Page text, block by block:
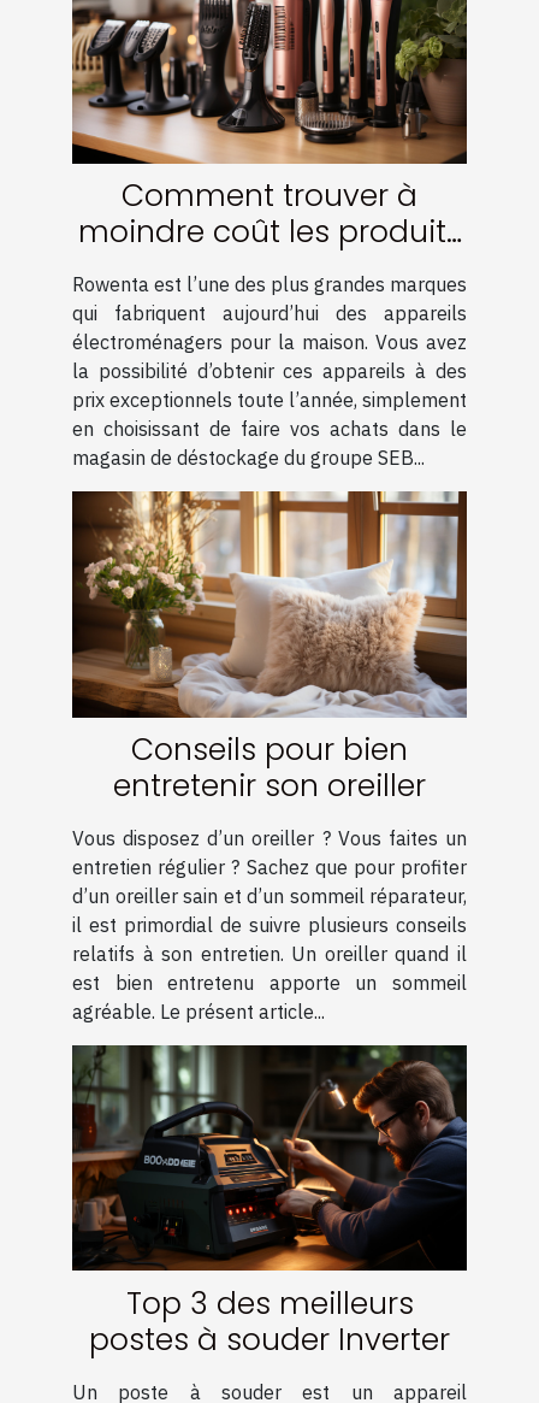
Comment trouver à
moindre coût les produits
de la marque Rowenta ?
Rowenta est l’une des plus grandes marques
qui fabriquent aujourd’hui des appareils
électroménagers pour la maison. Vous avez
la possibilité d’obtenir ces appareils à des
prix exceptionnels toute l’année, simplement
en choisissant de faire vos achats dans le
magasin de déstockage du groupe SEB...
Conseils pour bien
entretenir son oreiller
Vous disposez d’un oreiller ? Vous faites un
entretien régulier ? Sachez que pour profiter
d’un oreiller sain et d’un sommeil réparateur,
il est primordial de suivre plusieurs conseils
relatifs à son entretien. Un oreiller quand il
est bien entretenu apporte un sommeil
agréable. Le présent article...
Top 3 des meilleurs
postes à souder Inverter
Un poste à souder est un appareil